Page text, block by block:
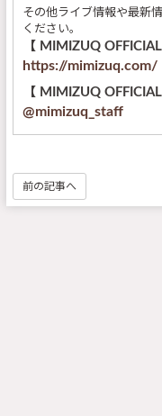
その他ライブ情報や最新
ください。
【 MIMIZUQ
https://mimizuq.com/
【 MIMIZUQ
@mimizuq_staff
前の記事へ